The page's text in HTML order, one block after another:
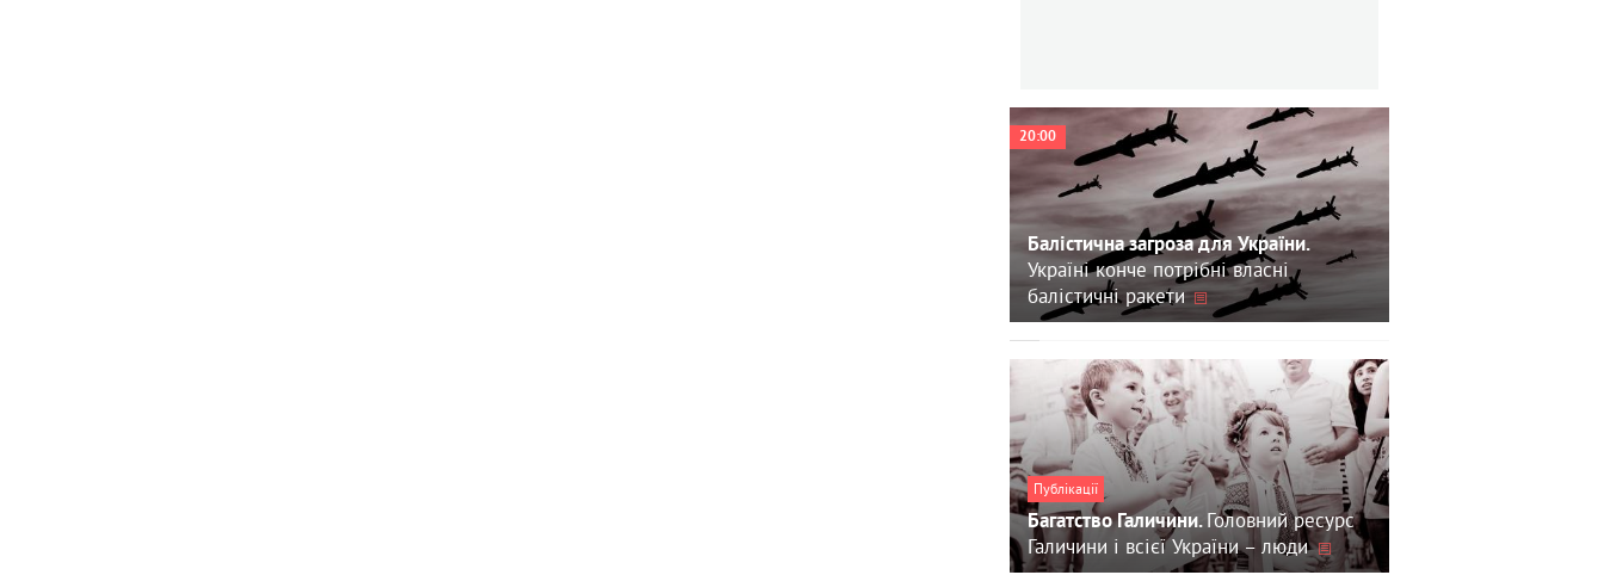
20:00
Балістична загроза для України.
Україні конче потрібні власні
балістичні ракети
Публікації
Багатство Галичини.Головний ресурс
Галичини і всієї України – люди